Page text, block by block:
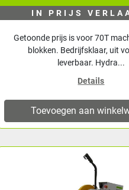
IN PRIJS
Getoonde prijs is voor 70T
blokken. Bedrijfsklaar, uit
leverbaar. Hydra...
Details
Toevoegen aan